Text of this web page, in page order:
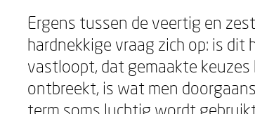
Ergens tussen de veertig en
hardnekkige vraag zich op: is
vastloopt, dat gemaakte
ontbreekt, is wat men
term soms luchtig wordt